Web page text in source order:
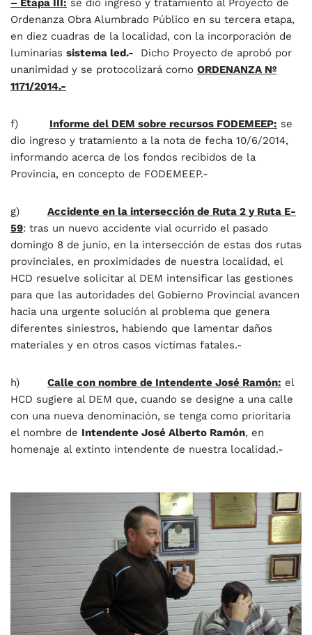
– Etapa III: se dio ingreso y tratamiento al Proyecto de
Ordenanza Obra Alumbrado Público en su tercera etapa,
en diez cuadras de la localidad, con la incorporación de
luminarias sistema led.- Dicho Proyecto de aprobó por
unanimidad y se protocolizará como ORDENANZA Nº
1171/2014.-
f) Informe del DEM sobre recursos FODEMEEP: se
dio ingreso y tratamiento a la nota de fecha 10/6/2014,
informando acerca de los fondos recibidos de la
Provincia, en concepto de FODEMEEP.-
g) Accidente en la intersección de Ruta 2 y Ruta E-
59: tras un nuevo accidente vial ocurrido el pasado
domingo 8 de junio, en la intersección de estas dos rutas
provinciales, en proximidades de nuestra localidad, el
HCD resuelve solicitar al DEM intensificar las gestiones
para que las autoridades del Gobierno Provincial avancen
hacia una urgente solución al problema que genera
diferentes siniestros, habiendo que lamentar daños
materiales y en otros casos víctimas fatales.-
h) Calle con nombre de Intendente José Ramón: el
HCD sugiere al DEM que, cuando se designe a una calle
con una nueva denominación, se tenga como prioritaria
el nombre de Intendente José Alberto Ramón, en
homenaje al extinto intendente de nuestra localidad.-